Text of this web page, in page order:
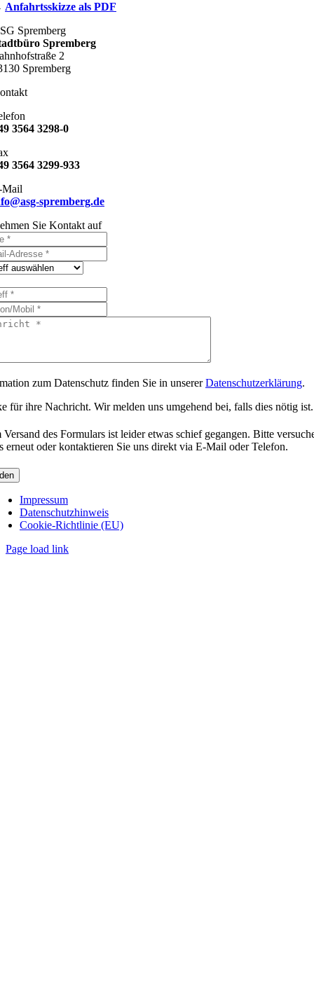
Anfahrtsskizze als PDF
Spremberg
Spremberg
2
Spremberg
3564 3298-0
3564 3299-933
Mail
spremberg.de
Sie Kontakt auf
zum Datenschutz finden Sie in unsererDatenschutzerklärung.
für ihre Nachricht. Wir melden uns umgehend bei, falls dies nötig ist.
Versand des Formulars ist leider etwas schief gegangen. Bitte
erneut oder kontaktieren Sie uns direkt via E-Mail oder Telefon.
Impressum
Datenschutzhinweis
Cookie-Richtlinie (EU)
Page load link